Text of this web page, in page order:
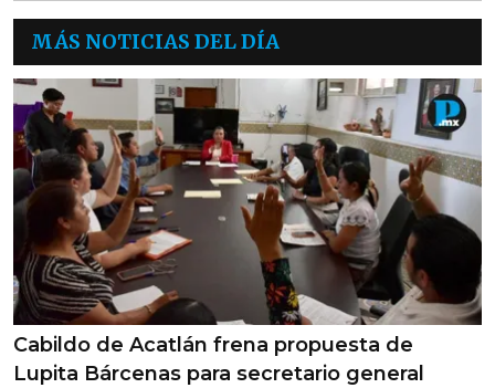
MÁS NOTICIAS DEL DÍA
Cabildo de Acatlán frena propuesta de
Lupita Bárcenas para secretario general